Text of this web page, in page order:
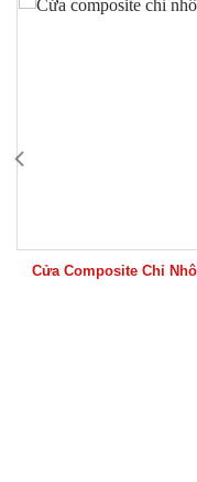
Cửa Composite Chỉ